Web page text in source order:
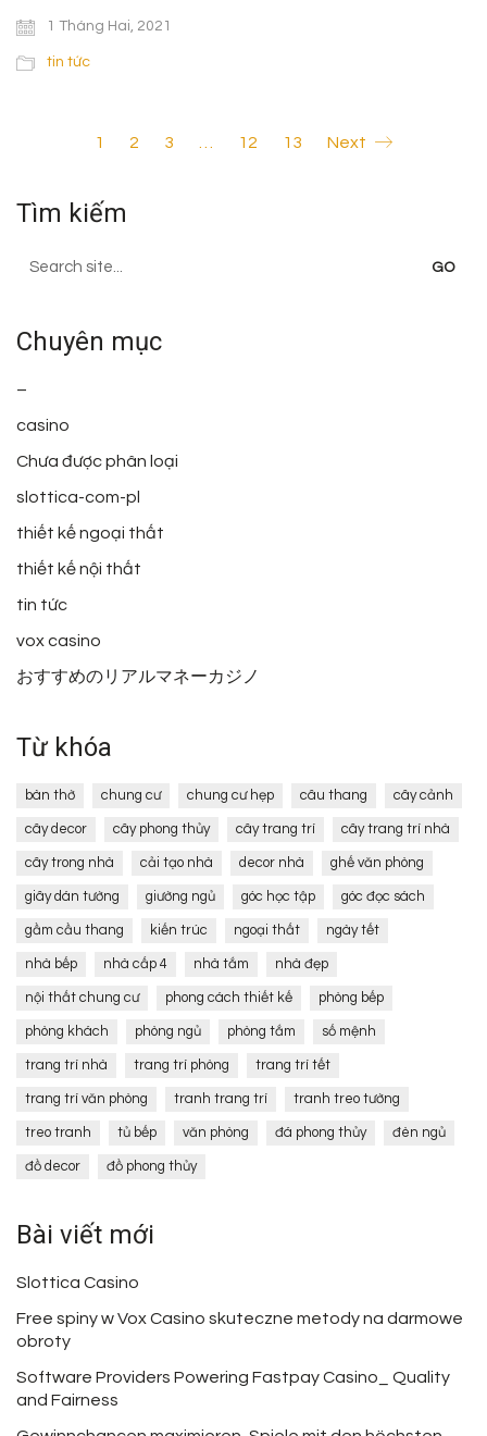
1 Tháng Hai, 2021
tin tức
1 2 3 … 12 13 Next
Tìm kiếm
for:
Chuyên mục
–
casino
Chưa được phân loại
slottica-com-pl
thiết kế ngoại thất
thiết kế nội thất
tin tức
vox casino
おすすめのリアルマネーカジノ
Từ khóa
bàn thờ chung cư chung cư hẹp câu thang cây cảnh
cây decor cây phong thủy cây trang trí cây trang trí nhà
cây trong nhà cải tạo nhà decor nhà ghế văn phòng
giây dán tường giường ngủ góc học tập góc đọc sách
gầm cầu thang kiến trúc ngoại thất ngày tết
nhà bếp nhà cấp 4 nhà tắm nhà đẹp
nội thất chung cư phong cách thiết kế phòng bếp
phòng khách phòng ngủ phòng tắm số mệnh
trang trí nhà trang trí phòng trang trí tết
trang trí văn phòng tranh trang trí tranh treo tường
treo tranh tủ bếp văn phòng đá phong thủy đèn ngủ
đồ decor đồ phong thủy
Bài viết mới
Slottica Casino
Free spiny w Vox Casino skuteczne metody na darmowe
obroty
Software Providers Powering Fastpay Casino_ Quality
and Fairness